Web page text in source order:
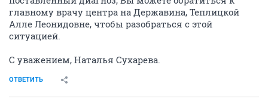
главному врачу центра на Державина, Теплицкой
Алле Леонидовне, чтобы разобраться с этой
ситуацией.
С уважением, Наталья Сухарева.
ОТВЕТИТЬ